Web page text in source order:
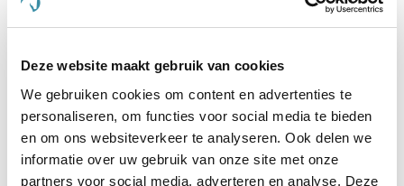
Deze website maakt gebruik van cookies
We gebruiken cookies om content en advertenties te
personaliseren, om functies voor social media te bieden
en om ons websiteverkeer te analyseren. Ook delen we
informatie over uw gebruik van onze site met onze
partners voor social media, adverteren en analyse. Deze
Gevoelige hoeven